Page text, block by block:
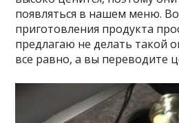
появляться в нашем меню.
приготовления продукта
предлагаю не делать такой
все равно, а вы переводите